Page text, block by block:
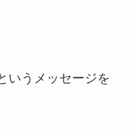
いうメッセージを